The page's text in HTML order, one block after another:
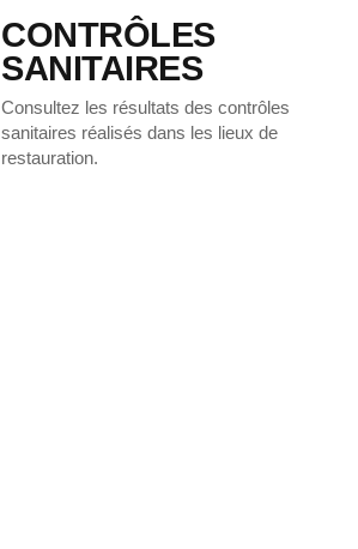
CONTRÔLES
SANITAIRES
Consultez les résultats des contrôles
sanitaires réalisés dans les lieux de
restauration.